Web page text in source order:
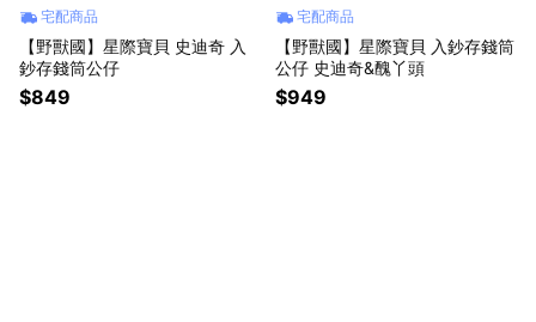
宅配商品
【野獸國】星際寶貝 史迪奇 入
鈔存錢筒公仔
$849
宅配商品
【野獸國】星際寶貝 入鈔存錢筒
公仔 史迪奇&醜丫頭
$949